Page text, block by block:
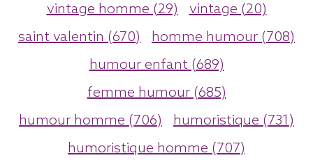
vintage homme (29)
vintage (20)
saint valentin (670)
homme humour (708)
humour enfant (689)
femme humour (685)
humour homme (706)
humoristique (731)
humoristique homme (707)